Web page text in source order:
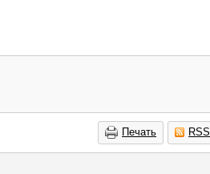
Печать RSS